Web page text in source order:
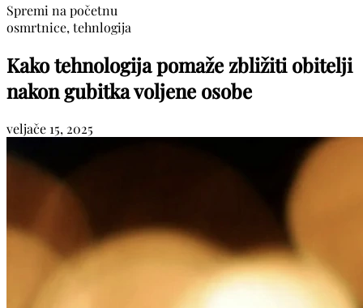
Spremi na početnu
osmrtnice, tehnlogija
Kako tehnologija pomaže zbližiti obitelji
nakon gubitka voljene osobe
veljače 15, 2025